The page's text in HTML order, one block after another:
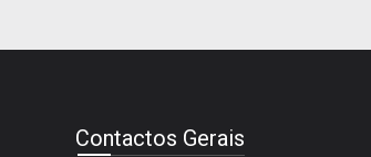
Contactos Gerais